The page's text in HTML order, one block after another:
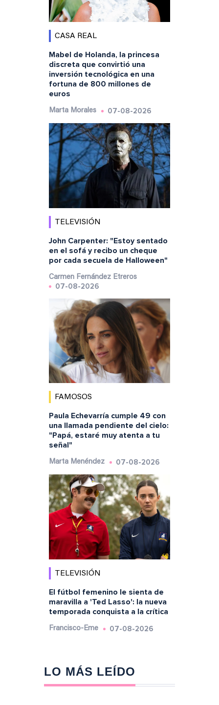
CASA REAL
Mabel de Holanda, la princesa
discreta que convirtió una
inversión tecnológica en una
fortuna de 800 millones de
euros
Marta Morales 07-08-2026
TELEVISIÓN
John Carpenter: "Estoy sentado
en el sofá y recibo un cheque
por cada secuela de Halloween"
Carmen Fernández Etreros
07-08-2026
FAMOSOS
Paula Echevarría cumple 49 con
una llamada pendiente del cielo:
"Papá, estaré muy atenta a tu
señal"
Marta Menéndez 07-08-2026
TELEVISIÓN
El fútbol femenino le sienta de
maravilla a 'Ted Lasso': la nueva
temporada conquista a la crítica
Francisco-Eme 07-08-2026
LO MÁS LEÍDO